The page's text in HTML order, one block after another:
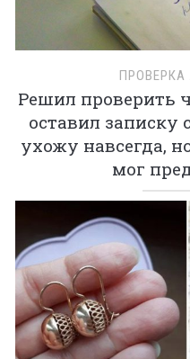
Решил проверить
оставил записку
ухожу навсегда,
мог